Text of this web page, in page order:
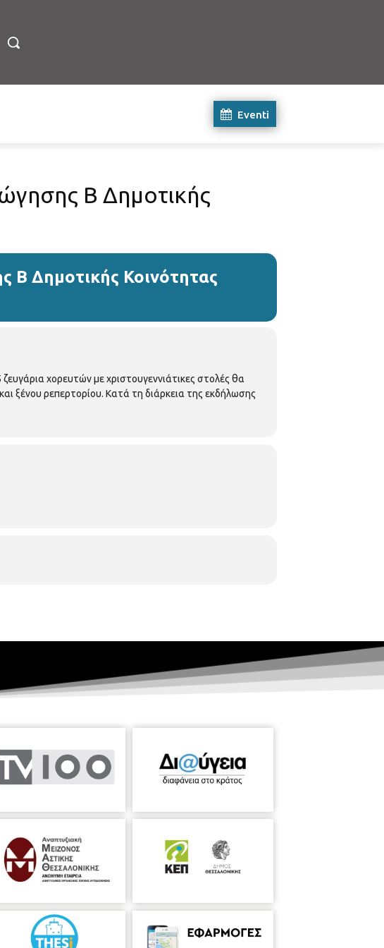
Eventi
Β Δημοτικής
Β Δημοτικής Κοινότητας
χορευτών με χριστουγεννιάτικες στολές θα
ξένου ρεπερτορίου. Κατά τη διάρκεια της εκδήλωσης